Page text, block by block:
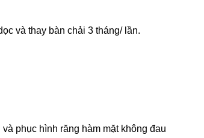
và thay bàn chải 3 tháng/ lần.
phục hình răng hàm mặt không đau